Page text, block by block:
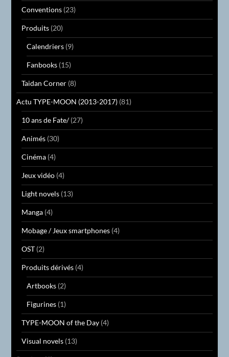
Conventions (23)
Produits (20)
Calendriers (9)
Fanbooks (15)
Taidan Corner (8)
Actu TYPE-MOON (2013-2017) (81)
10 ans de Fate/(27)
Animés (30)
Cinéma (4)
Jeux vidéo (4)
Light novels (13)
Manga (4)
Mobage / Jeux smartphones (4)
OST (2)
Produits dérivés (4)
Artbooks (2)
Figurines (1)
TYPE-MOON of the Day (4)
Visual novels (13)